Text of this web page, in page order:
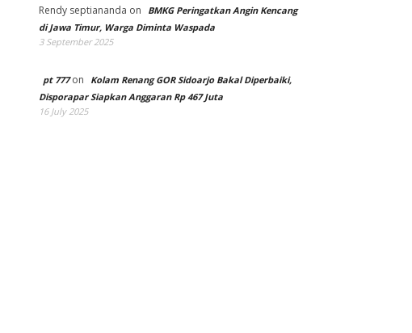
Rendy septiananda on
BMKG Peringatkan Angin Kencang
di Jawa Timur, Warga Diminta Waspada
3 September 2025
pt 777on
Kolam Renang GOR Sidoarjo Bakal Diperbaiki,
Disporapar Siapkan Anggaran Rp 467 Juta
16 July 2025